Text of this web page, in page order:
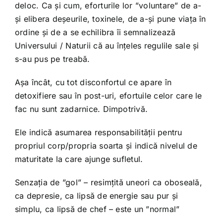
deloc. Ca și cum, eforturile lor ”voluntare” de a-
și elibera deșeurile, toxinele, de a-și pune viața în
ordine și de a se echilibra îi semnalizează
Universului / Naturii că au înțeles regulile sale și
s-au pus pe treabă.
Așa încât, cu tot disconfortul ce apare în
detoxifiere sau în post-uri, efortuile celor care le
fac nu sunt zadarnice. Dimpotrivă.
Ele indică asumarea responsabilității pentru
propriul corp/propria soarta și indică nivelul de
maturitate la care ajunge sufletul.
Senzația de ”gol” – resimțită uneori ca oboseală,
ca depresie, ca lipsă de energie sau pur și
simplu, ca lipsă de chef – este un ”normal”